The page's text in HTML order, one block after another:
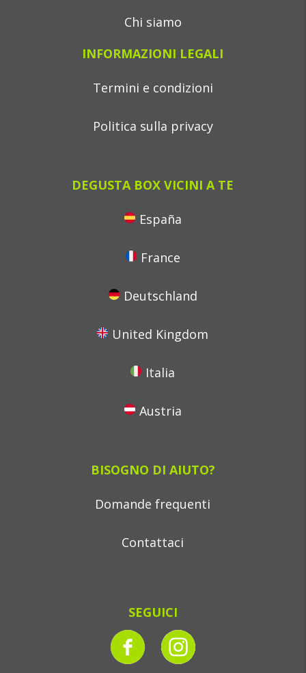
Chi siamo
INFORMAZIONI LEGALI
Termini e condizioni
Politica sulla privacy
DEGUSTA BOX VICINI A TE
España
France
Deutschland
United Kingdom
Italia
Austria
BISOGNO DI AIUTO?
Domande frequenti
Contattaci
SEGUICI